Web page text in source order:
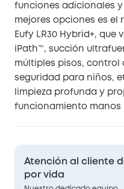
funciones adicionales y
mejores opciones es
Eufy LR30 Hybrid+,
iPath™, succión
múltiples pisos, control
seguridad para niños,
limpieza profunda y
funcionamiento manos
Atención al cliente
por vida